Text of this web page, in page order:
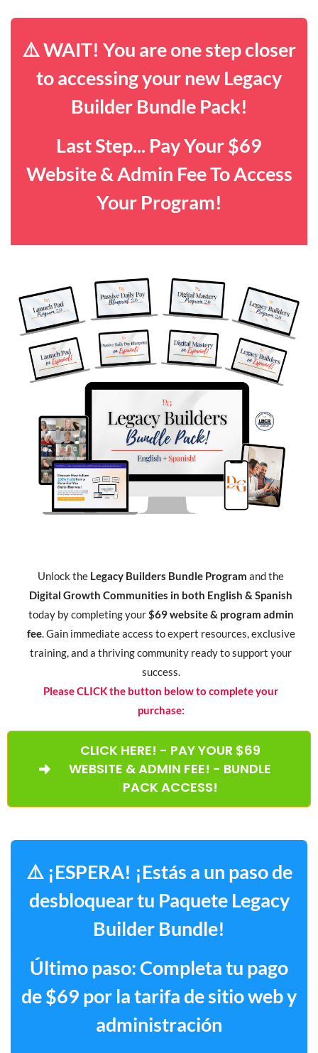
⚠️ WAIT! You are one step closer
to accessing your new Legacy
Builder Bundle Pack!
Last Step... Pay Your $69
Website & Admin Fee To Access
Your Program!
Unlock the Legacy Builders Bundle Program and the
Digital Growth Communities in both English & Spanish
today by completing your$69 website & program admin
fee. Gain immediate access to expert resources, exclusive
training, and a thriving community ready to support your
success.
Please CLICK the button below to complete your
purchase:
CLICK HERE! - PAY YOUR $69
WEBSITE & ADMIN FEE! - BUNDLE
PACK ACCESS!
⚠️ ¡ESPERA! ¡Estás a un paso de
desbloquear tu Paquete Legacy
Builder Bundle!
Último paso: Completa tu pago
de $69 por la tarifa de sitio web y
administración